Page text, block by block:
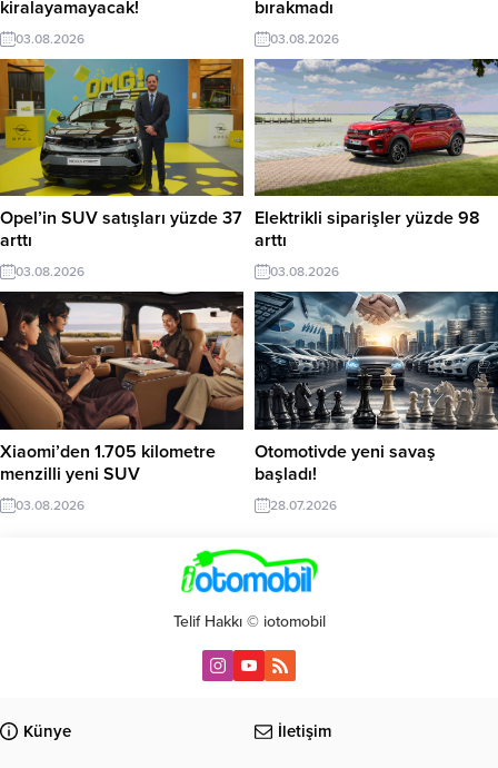
kiralayamayacak!
03.08.2026
bırakmadı
03.08.2026
Opel’in SUV satışları yüzde 37
arttı
03.08.2026
Elektrikli siparişler yüzde 98
arttı
03.08.2026
Xiaomi’den 1.705 kilometre
menzilli yeni SUV
03.08.2026
Otomotivde yeni savaş
başladı!
28.07.2026
Telif Hakkı © iotomobil
Künye İletişim